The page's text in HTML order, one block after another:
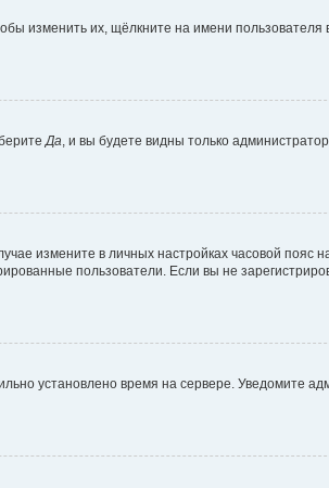
изменить их, щёлкните на имени пользователя
Да, и вы будете видны только
измените в личных настройках часовой пояс
пользователи. Если вы не
установлено время на сервере. Уведомите